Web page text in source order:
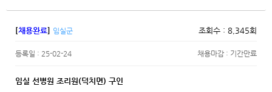
[채용완료] 임실군 조회수 : 8,345회
등록일 : 25-02-24 채용마감 : 기간만료
임실 선병원 조리원(덕치면) 구인